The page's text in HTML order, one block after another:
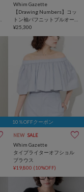
Whim Gazette
【Drawing Numbers】コッ
トン袖パフニットプルオー
バー
¥25,300
10％OFFクーポン
NEW SALE
Whim Gazette
タイプライターオフショル
ブラウス
¥19,800 (10%OFF)